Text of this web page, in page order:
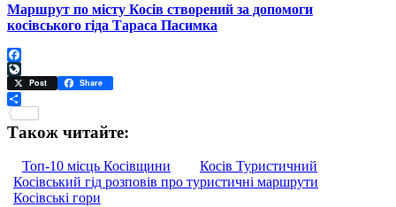
Маршрут по місту Косів створений за допомоги
косівського гіда Тараса Пасимка
Facebook
LiveJournal
Post Share
Також читайте:
Топ-10 місць Косівщини
Косів Туристичний
Косівський гід розповів про туристичні маршрути
Косівські гори